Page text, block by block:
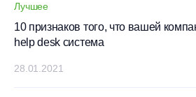
Лучшее
10 признаков того, что вашей
help desk система
28.01.2021